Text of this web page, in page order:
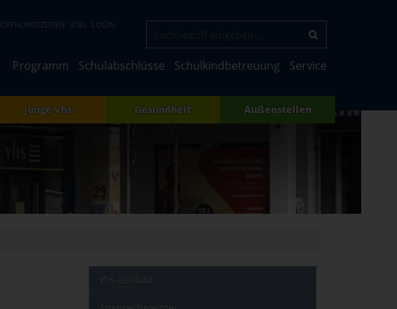
ÖFFNUNGSZEITEN JOBS LOGIN
Programm Schulabschlüsse Schulkindbetreuung Service
junge vhs Gesundheit Außenstellen
vhs-Leitbild